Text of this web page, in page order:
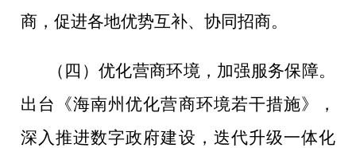
商，促进各地优势互补、协同招商。
（四） 优化营商环境，加强服务保障。
出台《海南州优化营商环境若干措施》，
深入推进数字政府建设，迭代升级一体化